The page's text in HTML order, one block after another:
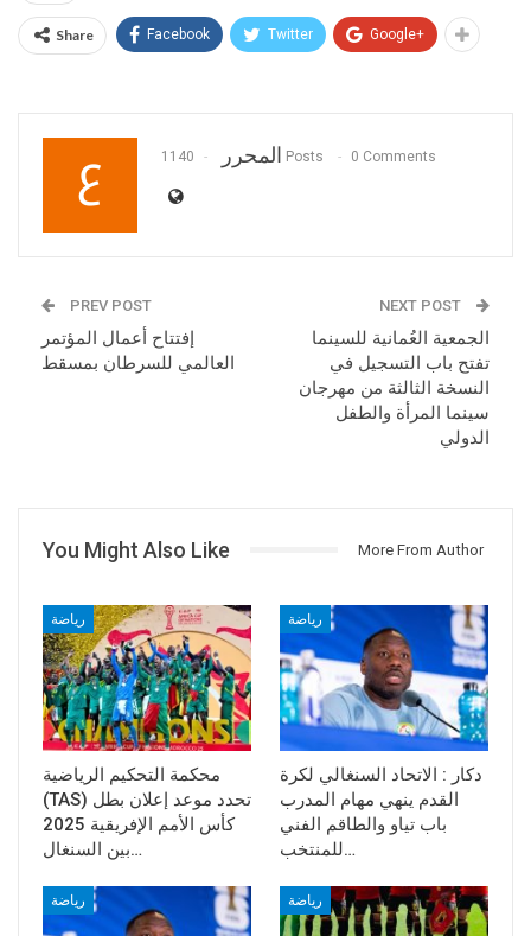
Share Facebook Twitter Google+
المحرر 1140 Posts 0 Comments
PREV POST
إفتتاح أعمال المؤتمر
العالمي للسرطان بمسقط
NEXT POST
الجمعية العُمانية للسينما
تفتح باب التسجيل في
النسخة الثالثة من مهرجان
سينما المرأة والطفل
الدولي
You Might Also Like More From Author
رياضة
محكمة التحكيم الرياضية
(TAS) تحدد موعد إعلان بطل
كأس الأمم الإفريقية 2025
بين السنغال…
رياضة
دكار : الاتحاد السنغالي لكرة
القدم ينهي مهام المدرب
باب تياو والطاقم الفني
للمنتخب…
رياضة رياضة